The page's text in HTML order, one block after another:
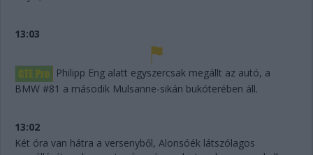
13:03
Philipp Eng alatt egyszercsak megállt az autó, a
BMW #81 a második Mulsanne-sikán bukóterében áll.
13:02
Két óra van hátra a versenyből, Alonsóék látszólagos